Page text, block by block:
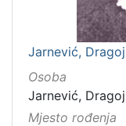
Jarnević,
Osoba
Jarnević,
Mjesto rođenja